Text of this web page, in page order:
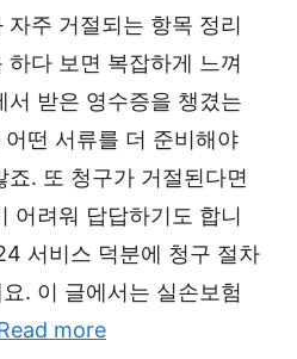
주 거절되는 항목 정리
다 보면 복잡하게 느껴
서 받은 영수증을 챙겼는
떤 서류를 더 준비해야
. 또 청구가 거절된다면
어려워 답답하기도 합니
서비스 덕분에 청구 절차
. 이 글에서는 실손보험
more